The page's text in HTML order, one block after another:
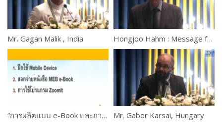
Mr. Gagan Malik , India Hongjoo Hahm : Message from H.E. Antonio Guterres, UN Secretary-General
“การผลิตแบบ e-Book และการใช้งานระบบ M-Learning ” ดร.เกษม แสงนนท์ และคณะ WORKSHOP 1 PART #3 Mr. Gabor Karsai, Hungary